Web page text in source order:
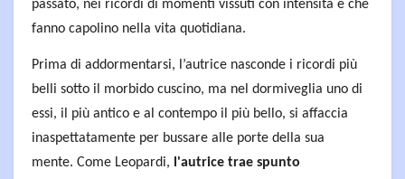
passato, nei ricordi di momenti vissuti con intensità e che
fanno capolino nella vita quotidiana.
Prima di addormentarsi, l’autrice nasconde i ricordi più
belli sotto il morbido cuscino, ma nel dormiveglia uno di
essi, il più antico e al contempo il più bello, si affaccia
inaspettatamente per bussare alle porte della sua
mente. Come Leopardi, l'autrice trae spunto